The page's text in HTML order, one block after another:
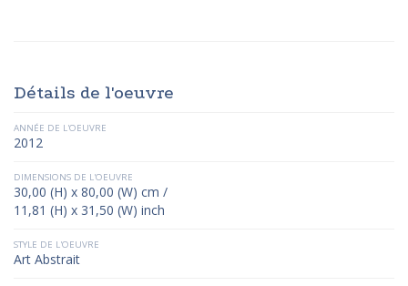
Détails de l'oeuvre
ANNÉE DE L'OEUVRE
2012
DIMENSIONS DE L'OEUVRE
30,00 (H) x 80,00 (W) cm /
11,81 (H) x 31,50 (W) inch
STYLE DE L'OEUVRE
Art Abstrait